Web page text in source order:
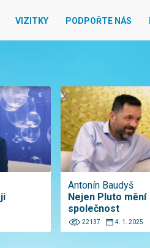
VIZITKY PODPOŘTE NÁS
Antonín Baudyš
Nejen Pluto mění
společnost
22137 4. 1. 2025